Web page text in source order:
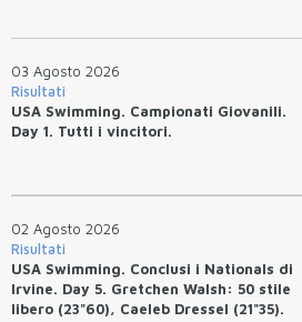
03 Agosto 2026
Risultati
USA Swimming. Campionati Giovanili.
Day 1. Tutti i vincitori.
02 Agosto 2026
Risultati
USA Swimming. Conclusi i Nationals di
Irvine. Day 5. Gretchen Walsh: 50 stile
libero (23"60), Caeleb Dressel (21"35).